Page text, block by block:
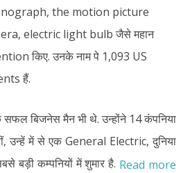
the motion picture
electric light bulb जैसे महान
किए. उनके नाम पे 1,093 US
हैं.
सफल बिजनेस मैन भी थे. उन्होंने 14 कंपनिया
उन्हें में से एक General Electric, दुनिया
बड़ी कम्पनियों में शुमार है. Read more